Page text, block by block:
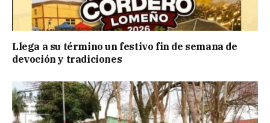
Llega a su término un festivo fin de semana de
devoción y tradiciones